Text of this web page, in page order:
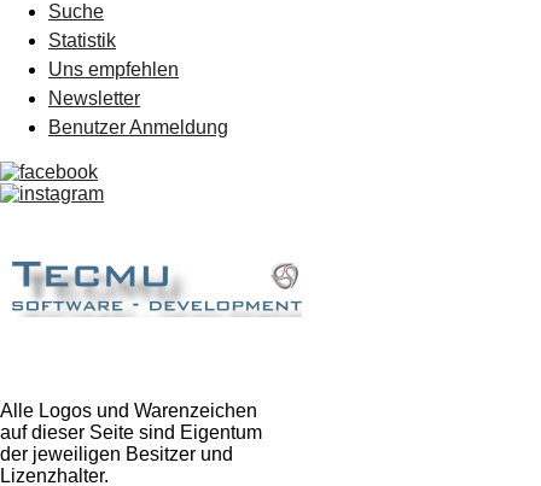
Suche
Statistik
Uns empfehlen
Newsletter
Benutzer Anmeldung
Alle Logos und Warenzeichen
auf dieser Seite sind Eigentum
der jeweiligen Besitzer und
Lizenzhalter.